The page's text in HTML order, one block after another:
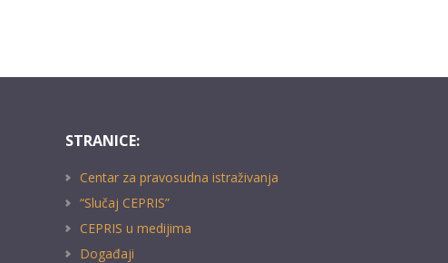
STRANICE:
Centar za pravosudna istraživanja
“Slučaj CEPRIS”
CEPRIS u medijima
Događaji